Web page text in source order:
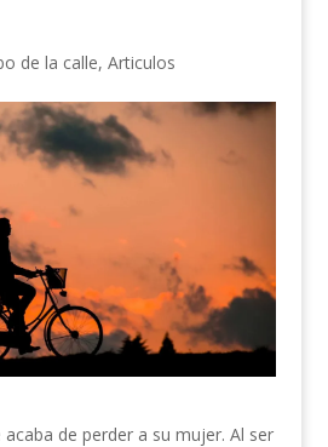
de la calle, Articulos
de perder a su mujer. Al ser